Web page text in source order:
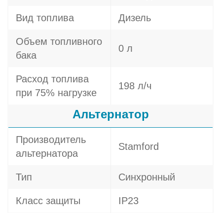
Вид топлива Дизель
Объем топливного
бака
0 л
Расход топлива
при 75% нагрузке
198 л/ч
Альтернатор
Производитель
альтернатора
Stamford
Тип Синхронный
Класс защиты IP23